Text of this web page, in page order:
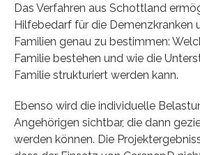
Das Verfahren aus Schottland
Hilfebedarf für die Demenzkranken
Familien genau zu bestimmen:
Familie bestehen und wie die
Familie strukturiert werden kann.
Ebenso wird die individuelle
Angehörigen sichtbar, die dann
werden können. Die